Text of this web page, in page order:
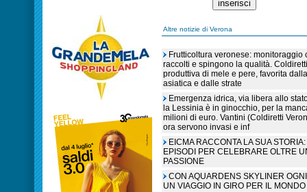
Altre notizie di Verona
Frutticoltura veronese:
raccolti e spingono la qualità.
produttiva di mele e pere, favorita
asiatica e dalle strate
Emergenza idrica, via libera allo
la Lessinia è in ginocchio, per la
milioni di euro. Vantini (Coldiretti
ora servono invasi e inf
EICMA RACCONTA LA SUA
EPISODI PER CELEBRARE OLTRE
PASSIONE
CON AQUARDENS SKYLINER
UN VIAGGIO IN GIRO PER IL MONDO